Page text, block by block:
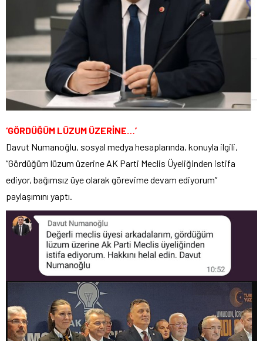
‘GÖRDÜĞÜM LÜZUM ÜZERİNE…’
Davut Numanoğlu, sosyal medya hesaplarında, konuyla ilgili,
“Gördüğüm lüzum üzerine AK Parti Meclis Üyeliğinden istifa
ediyor, bağımsız üye olarak görevime devam ediyorum”
paylaşımını yaptı.